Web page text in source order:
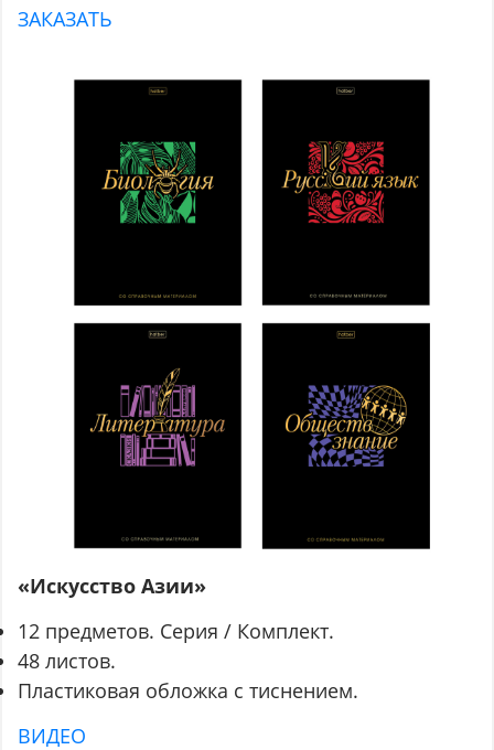
ЗАКАЗАТЬ
«Искусство Азии»
12 предметов. Серия / Комплект.
48 листов.
Пластиковая обложка с тиснением.
ВИДЕО